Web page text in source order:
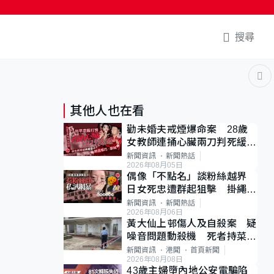
搜尋
其他人也在看
勸未婚夫戒煙爆命案 28歲
女教師連捅心臟兩刀判死緩
母斥判太重已上訴
新聞資訊
新聞熱話
2026年08月05日
偶像「不點名」談粉絲越界
日女死忠遭群起狙擊 掛繩開
直播道歉後輕生
新聞資訊
新聞熱話
2026年08月06日
黃大仙上邨傷人及自殺案 疑
噪音問題動殺機 死者持菜刀
斬傷樓上鄰居後墮斃
新聞資訊 港聞
首頁新聞
2026年08月08日
43歲主婦墮內地公安電騙陷